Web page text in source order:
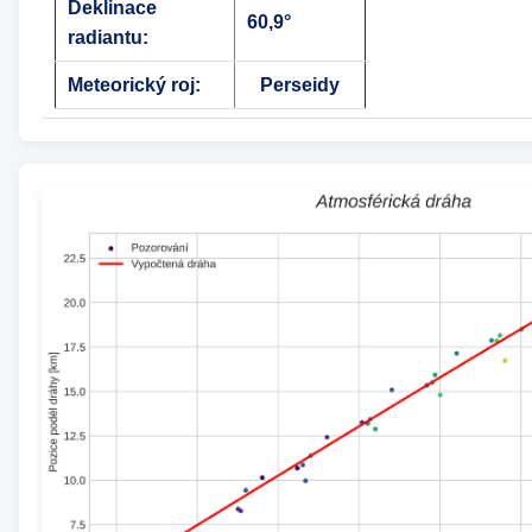
Deklinace
radiantu:
60,9°
Meteorický roj: Perseidy